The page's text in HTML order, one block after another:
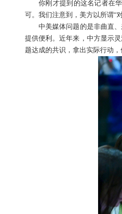
你刚才提到的这名记者在
可。我们注意到，美方以所谓“
中美媒体问题的是非曲直
提供便利。近年来，中方显示
题达成的共识，拿出实际行动